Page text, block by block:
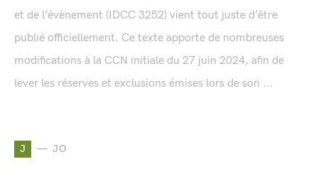
et de l’évènement (IDCC 3252) vient tout juste d’être
publié officiellement. Ce texte apporte de nombreuses
modifications à la CCN initiale du 27 juin 2024, afin de
lever les réserves et exclusions émises lors de son ...
J JO